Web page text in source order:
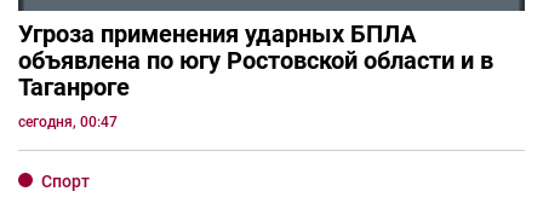
Угроза применения ударных БПЛА
объявлена по югу Ростовской области и в
Таганроге
сегодня, 00:47
Спорт